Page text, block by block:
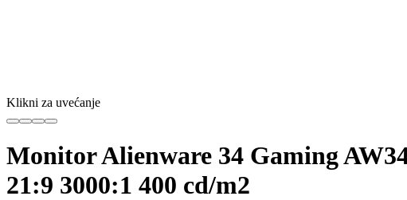
Klikni za uvećanje
Monitor Alienware 34 Gaming
21:9 3000:1 400 cd/m2